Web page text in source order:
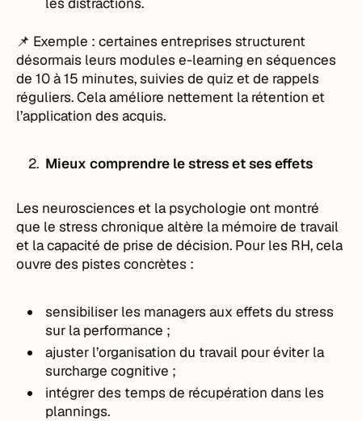
📌 Exemple : certaines entreprises structurent
désormais leurs modules e-learning en séquences
de 10 à 15 minutes, suivies de quiz et de rappels
réguliers. Cela améliore nettement la rétention et
l’application des acquis.
Mieux comprendre le stress et ses effets
Les neurosciences et la psychologie ont montré
que le stress chronique altère la mémoire de travail
et la capacité de prise de décision. Pour les RH, cela
ouvre des pistes concrètes :
sensibiliser les managers aux effets du stress
sur la performance ;
ajuster l’organisation du travail pour éviter la
surcharge cognitive ;
intégrer des temps de récupération dans les
plannings.